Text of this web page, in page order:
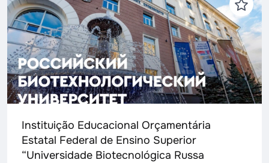
Instituição Educacional Orçamentária
Estatal Federal de Ensino Superior
“Universidade Biotecnológica Russa